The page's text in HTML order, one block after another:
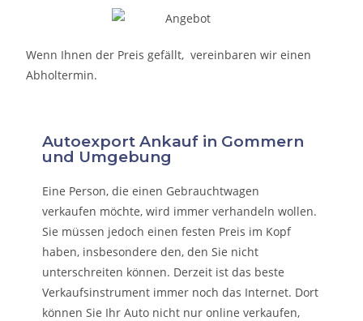
Wenn Ihnen der Preis gefällt, vereinbaren wir einen
Abholtermin.
Autoexport Ankauf in Gommern
und Umgebung
Eine Person, die einen Gebrauchtwagen
verkaufen möchte, wird immer verhandeln wollen.
Sie müssen jedoch einen festen Preis im Kopf
haben, insbesondere den, den Sie nicht
unterschreiten können. Derzeit ist das beste
Verkaufsinstrument immer noch das Internet. Dort
können Sie Ihr Auto nicht nur online verkaufen,